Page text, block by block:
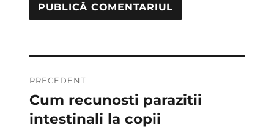
în
articole
PRECEDENT
Articolul
anterior:
Cum recunosti parazitii
intestinali la copii